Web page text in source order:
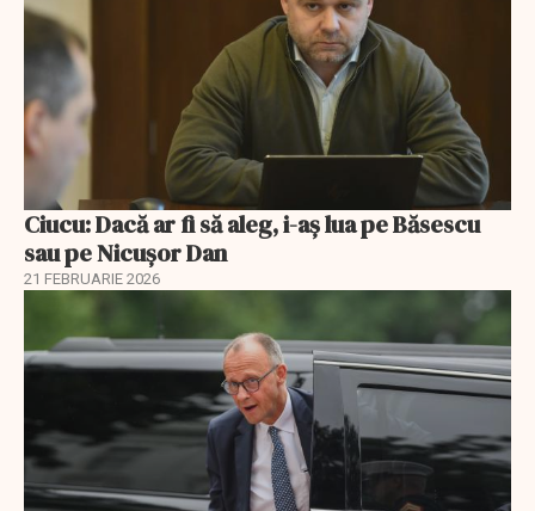
Ciucu: Dacă ar fi să aleg, i-aș lua pe Băsescu
sau pe Nicușor Dan
21 FEBRUARIE 2026